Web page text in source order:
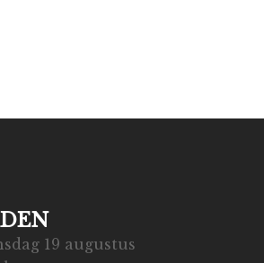
19 augustus